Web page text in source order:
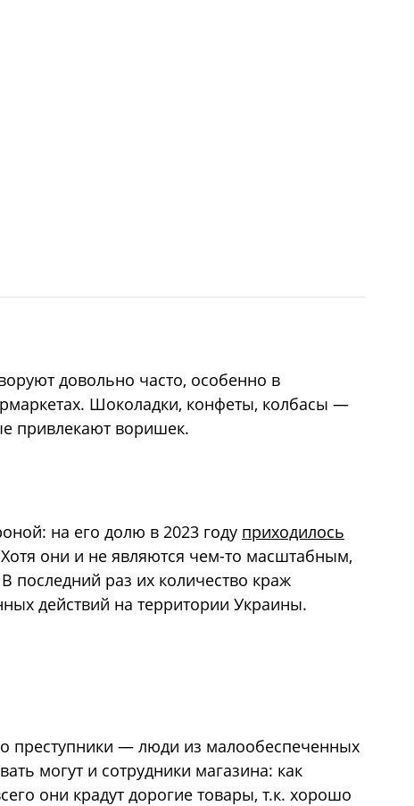
довольно часто, особенно в
Шоколадки, конфеты, колбасы —
привлекают воришек.
на его долю в 2023 году приходилось
они и не являются чем-то масштабным,
последний раз их количество краж
действий на территории Украины.
преступники — люди из малообеспеченных
могут и сотрудники магазина: как
они крадут дорогие товары, т.к. хорошо